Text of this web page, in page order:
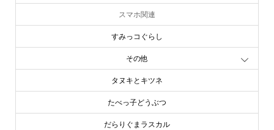
スマホ関連
すみっコぐらし
その他
タヌキとキツネ
たべっ子どうぶつ
だらりぐまラスカル